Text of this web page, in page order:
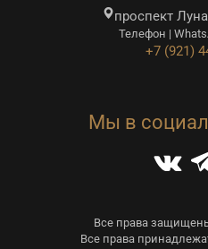
проспект
Телефон |
+7 (921)
Мы в
Все права
Все права